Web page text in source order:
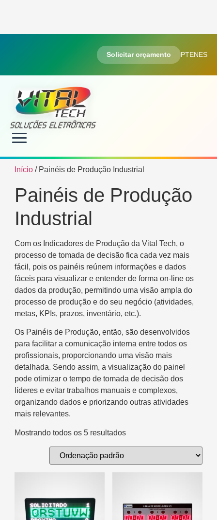
Solicitar orçamento PTENES
Início / Painéis de Produção Industrial
Painéis de Produção
Industrial
Com os Indicadores de Produção da Vital Tech, o
processo de tomada de decisão fica cada vez mais
fácil, pois os painéis reúnem informações e dados
fáceis para visualizar e entender de forma on-line os
dados da produção, permitindo uma visão ampla do
processo de produção e do seu negócio (atividades,
metas, KPIs, prazos, inventário, etc.).
Os Painéis de Produção, então, são desenvolvidos
para facilitar a comunicação interna entre todos os
profissionais, proporcionando uma visão mais
detalhada. Sendo assim, a visualização do painel
pode otimizar o tempo de tomada de decisão dos
líderes e evitar trabalhos manuais e complexos,
organizando dados e priorizando outras atividades
mais relevantes.
Mostrando todos os 5 resultados